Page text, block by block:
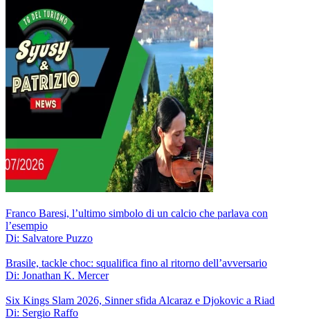
Franco Baresi, l’ultimo simbolo di un calcio che parlava con
l’esempio
Di: Salvatore Puzzo
Brasile, tackle choc: squalifica fino al ritorno dell’avversario
Di: Jonathan K. Mercer
Six Kings Slam 2026, Sinner sfida Alcaraz e Djokovic a Riad
Di: Sergio Raffo